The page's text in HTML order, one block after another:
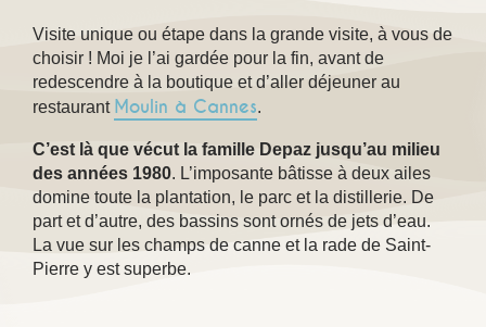
Visite unique ou étape dans la grande visite, à vous de
choisir ! Moi je l’ai gardée pour la fin, avant de
redescendre à la boutique et d’aller déjeuner au
restaurant Moulin à Cannes.
C’est là que vécut la famille Depaz jusqu’au milieu
des années 1980. L’imposante bâtisse à deux ailes
domine toute la plantation, le parc et la distillerie. De
part et d’autre, des bassins sont ornés de jets d’eau.
La vue sur les champs de canne et la rade de Saint-
Pierre y est superbe.